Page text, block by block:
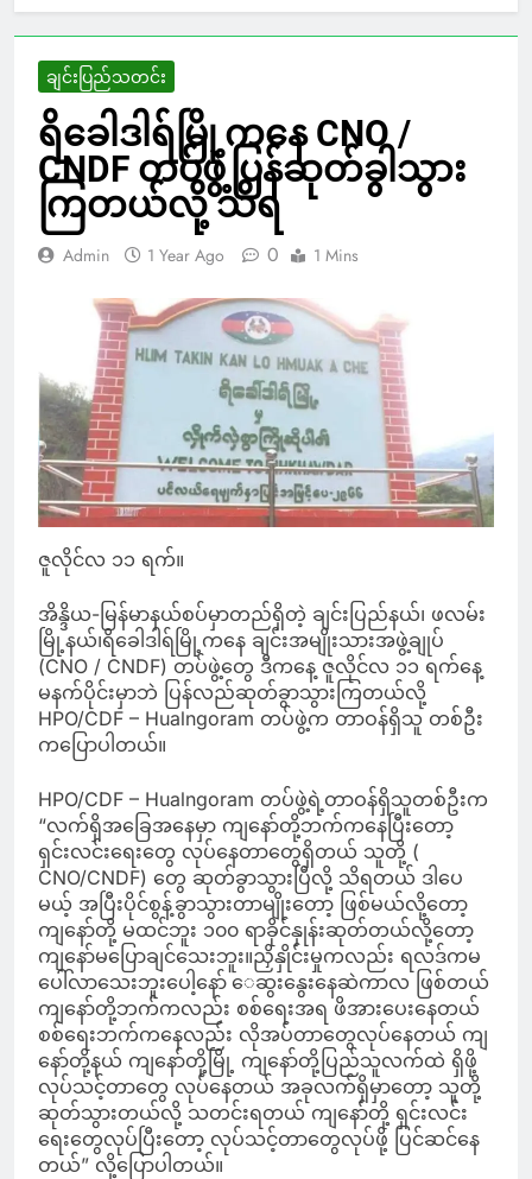
ချင်းပြည်သတင်း
ရိခေါဒါရ်မြို့ကနေ CNO /
CNDF တပ်ဖွဲ့ပြန်ဆုတ်ခွါသွား
ကြတယ်လို့ သိရ
Admin 1 Year Ago 0 1 Mins
ဇူလိုင်လ ၁၁ ရက်။
အိန္ဒိယ-မြန်မာနယ်စပ်မှာတည်ရှိတဲ့ ချင်းပြည်နယ်၊ ဖလမ်း
မြို့နယ်၊ရိခေါဒါရ်မြို့ကနေ ချင်းအမျိုးသားအဖွဲ့ချုပ်
(CNO / CNDF) တပ်ဖွဲ့တွေ ဒီကနေ့ ဇူလိုင်လ ၁၁ ရက်နေ့
မနက်ပိုင်းမှာဘဲ ပြန်လည်ဆုတ်ခွာသွားကြတယ်လို့
HPO/CDF – Hualngoram တပ်ဖွဲ့က တာဝန်ရှိသူ တစ်ဦး
ကပြောပါတယ်။
HPO/CDF – Hualngoram တပ်ဖွဲ့ရဲ့တာဝန်ရှိသူတစ်ဦးက
“လက်ရှိအခြေအနေမှာ ကျနော်တို့ဘက်ကနေပြီးတော့
ရှင်းလင်းရေးတွေ လုပ်နေတာတွေရှိတယ် သူတို့ (
CNO/CNDF) တွေ ဆုတ်ခွာသွားပြီလို့ သိရတယ် ဒါပေ
မယ့် အပြီးပိုင်စွန့်ခွာသွားတာမျိုးတော့ ဖြစ်မယ်လို့တော့
ကျနော်တို့ မထင်ဘူး ၁၀၀ ရာခိုင်နှုန်းဆုတ်တယ်လို့တော့
ကျနော်မပြောချင်သေးဘူး။ညှိနှိုင်းမှုကလည်း ရလဒ်ကမ
ပေါ်လာသေးဘူးပေါ့နော် ေဆွးနွေးနေဆဲကာလ ဖြစ်တယ်
ကျနော်တို့ဘက်ကလည်း စစ်ရေးအရ ဖိအားပေးနေတယ်
စစ်ရေးဘက်ကနေလည်း လိုအပ်တာတွေလုပ်နေတယ် ကျ
နော်တို့နယ် ကျနော်တို့မြို့ ကျနော်တို့ပြည်သူလက်ထဲ ရှိဖို့
လုပ်သင့်တာတွေ လုပ်နေတယ် အခုလက်ရှိမှာတော့ သူတို့
ဆုတ်သွားတယ်လို့ သတင်းရတယ် ကျနော်တို့ ရှင်းလင်း
ရေးတွေလုပ်ပြီးတော့ လုပ်သင့်တာတွေလုပ်ဖို့ ပြင်ဆင်နေ
တယ်” လို့ပြောပါတယ်။